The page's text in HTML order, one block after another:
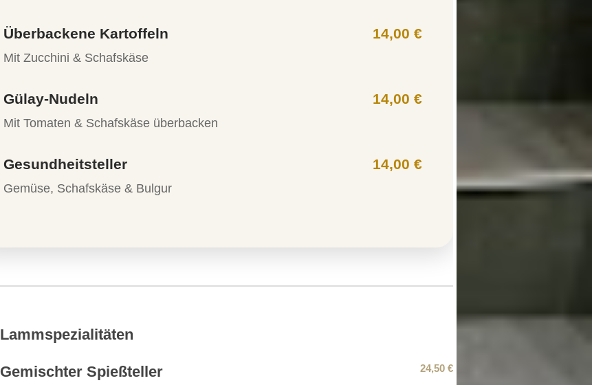
Überbackene Kartoffeln 14,00 €
Mit Zucchini & Schafskäse
Gülay-Nudeln 14,00 €
Mit Tomaten & Schafskäse überbacken
Gesundheitsteller 14,00 €
Gemüse, Schafskäse & Bulgur
Lammspezialitäten
Gemischter Spießteller 24,50 €